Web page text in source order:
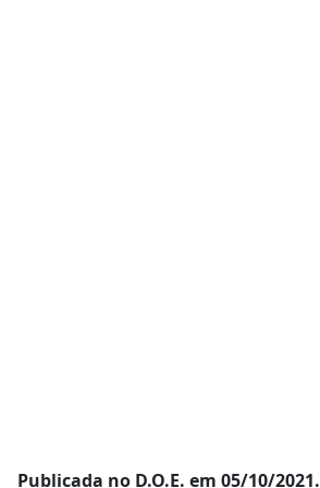
Publicada no D.O.E. em 05/10/2021.